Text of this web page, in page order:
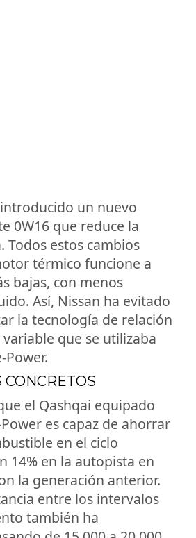
un nuevo
0W16 que reduce la
Todos estos cambios
térmico funcione a
bajas, con menos
Así, Nissan ha evitado
la tecnología de relación
que se utilizaba
CONCRETOS
el Qashqai equipado
es capaz de ahorrar
en el ciclo
14% en la autopista en
la generación anterior.
entre los intervalos
también ha